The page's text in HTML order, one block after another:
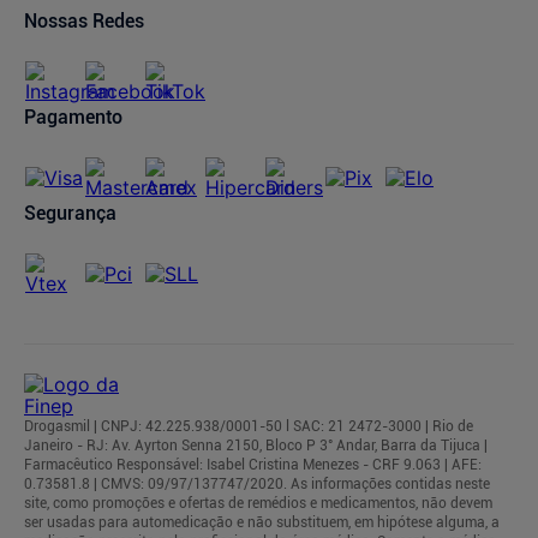
Compra Recorrente
Nossas Redes
Pagamento
Segurança
Drogasmil | CNPJ: 42.225.938/0001-50 l SAC: 21 2472-3000 | Rio de
Janeiro - RJ: Av. Ayrton Senna 2150, Bloco P 3° Andar, Barra da Tijuca |
Farmacêutico Responsável: Isabel Cristina Menezes - CRF 9.063 | AFE:
0.73581.8 | CMVS: 09/97/137747/2020. As informações contidas neste
site, como promoções e ofertas de remédios e medicamentos, não devem
ser usadas para automedicação e não substituem, em hipótese alguma, a